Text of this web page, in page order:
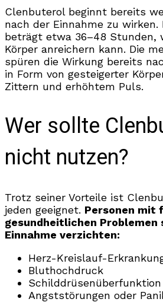
Clenbuterol beginnt bereits
nach der Einnahme zu
beträgt etwa 36–48 Stunden,
Körper anreichern kann. Die
spüren die Wirkung bereits
in Form von gesteigerter
Zittern und erhöhtem Puls.
Wer sollte
nicht nutzen?
Trotz seiner Vorteile ist
jeden geeignet. Personen mit
gesundheitlichen Problemen
Einnahme verzichten:
Herz-Kreislauf-
Bluthochdruck
Schilddrüsenüberfunktion
Angststörungen oder